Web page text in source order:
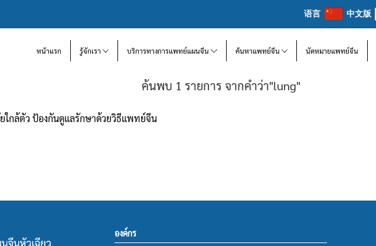
语言 中文版
หน้าแรก รู้จักเรา บริการทางการแพทย์แผนจีน ค้นหาแพทย์จีน นัดหมายแพทย์จีน
ค้นพบ 1 รายการ จากคำว่า"lung"
ใกล้ตัว ป้องกันดูแลรักษาด้วยวิธีแพทย์จีน
องค์กร